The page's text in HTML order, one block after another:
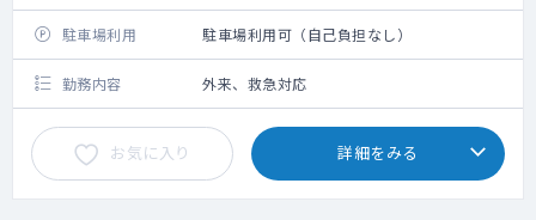
駐車場利用 駐車場利用可（自己負担なし）
勤務内容 外来、救急対応
お気に入り 詳細をみる